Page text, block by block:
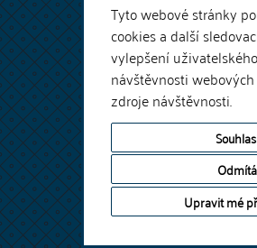
Tyto webové stránky
cookies a další
vylepšení
návštěvnosti
zdroje návštěvnosti.
Upravit mé